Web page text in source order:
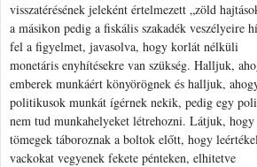
visszatérésének jeleként értelmezett „zöld
a másikon pedig a fiskális szakadék veszélyeire
fel a figyelmet, javasolva, hogy korlát nélküli
monetáris enyhítésekre van szükség. Halljuk,
emberek munkáért könyörögnek és halljuk,
politikusok munkát ígérnek nekik, pedig egy
nem tud munkahelyeket létrehozni. Látjuk, hogy
tömegek táboroznak a boltok előtt, hogy
vackokat vegyenek fekete pénteken, elhitetve